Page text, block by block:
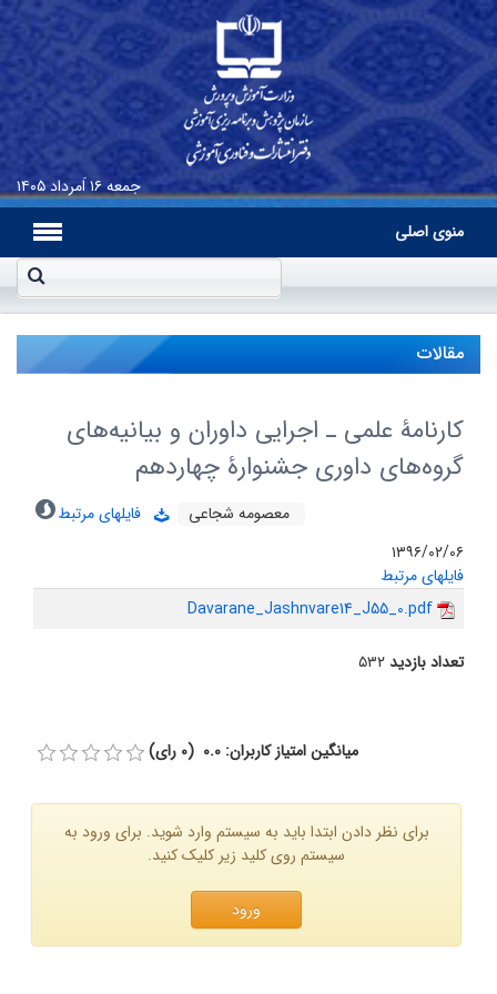
جمعه۱۶ اَمرداد ۱۴۰۵
منوی اصلی
مقالات
کارنامۀ علمی ـ اجرایی داوران و بیانیه‌های
گروه‌های داوری جشنوارۀ چهاردهم
معصومه شجاعی
فایلهای مرتبط
۱۳۹۶/۰۲/۰۶
فایلهای مرتبط
Davarane_Jashnvare14_J55_0.pdf
تعداد بازدید۵۳۲
میانگین امتیاز کاربران: 0.0 (0 رای)
برای نظر دادن ابتدا باید به سیستم وارد شوید. برای ورود به
سیستم روی کلید زیر کلیک کنید.
ورود